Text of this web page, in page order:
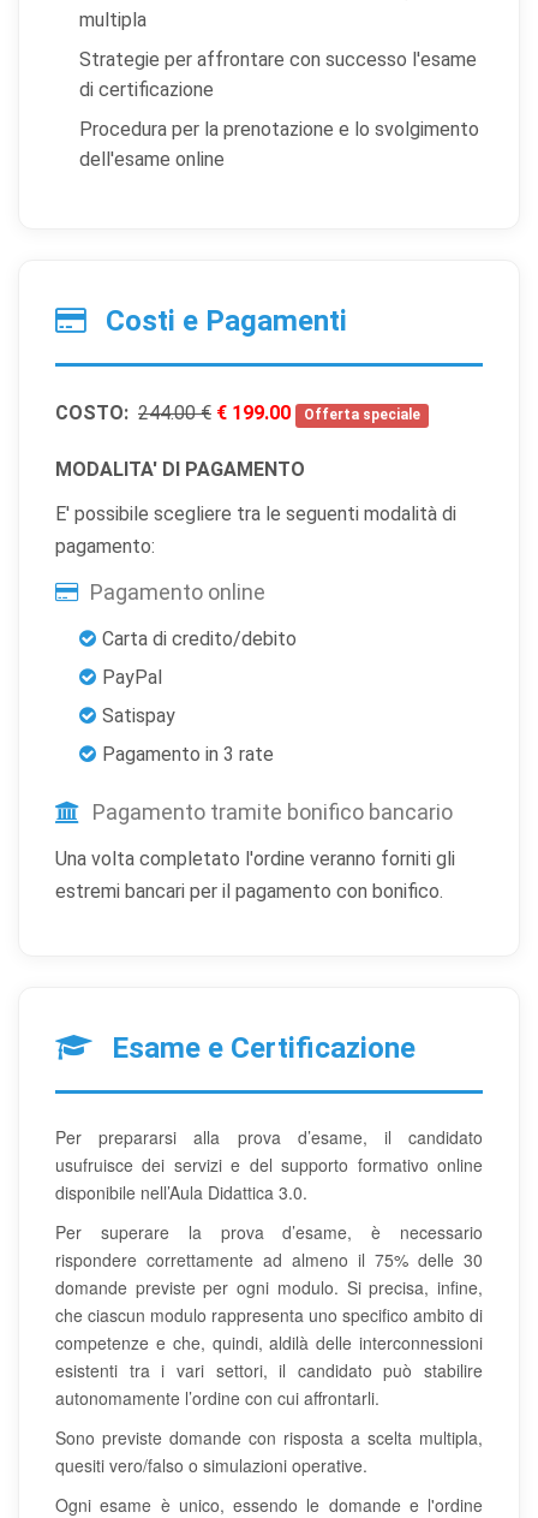
multipla
Strategie per affrontare con successo l'esame
di certificazione
Procedura per la prenotazione e lo svolgimento
dell'esame online
Costi e Pagamenti
COSTO: 244.00 € € 199.00 Offerta speciale
MODALITA' DI PAGAMENTO
E' possibile scegliere tra le seguenti modalità di
pagamento:
Pagamento online
Carta di credito/debito
PayPal
Satispay
Pagamento in 3 rate
Pagamento tramite bonifico bancario
Una volta completato l'ordine veranno forniti gli
estremi bancari per il pagamento con bonifico.
Esame e Certificazione
Per prepararsi alla prova d’esame, il candidato
usufruisce dei servizi e del supporto formativo online
disponibile nell’Aula Didattica 3.0.
Per superare la prova d’esame, è necessario
rispondere correttamente ad almeno il 75% delle 30
domande previste per ogni modulo. Si precisa, infine,
che ciascun modulo rappresenta uno specifico ambito di
competenze e che, quindi, aldilà delle interconnessioni
esistenti tra i vari settori, il candidato può stabilire
autonomamente l’ordine con cui affrontarli.
Sono previste domande con risposta a scelta multipla,
quesiti vero/falso o simulazioni operative.
Ogni esame è unico, essendo le domande e l'ordine
Aiutano a capire come gli utenti interagiscono con il
sito tramite dati raccolti in forma anonima o aggregata.
siti web allo scopo di mostrare annunci pertinenti.